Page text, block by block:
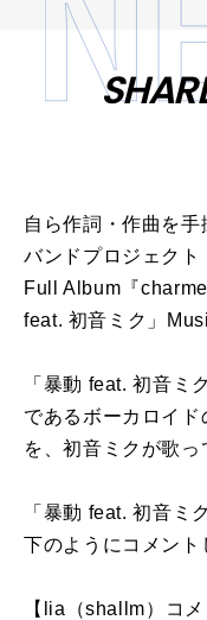
自ら作詞・作曲を
バンドプロジェク
Full Album『
feat. 初音ミク」
「暴動 feat. 初音ミ
であるボーカロイド
を、初音ミクが歌っ
「暴動 feat. 初音ミ
下のようにコメント
【lia（shallm）コメ